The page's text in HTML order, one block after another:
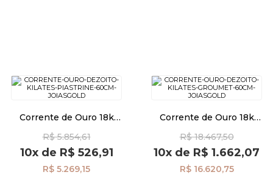
Corrente de Ouro 18k
60cm co04584
R$ 5.854,61
10xde R$ 526,91
R$ 5.269,15
Corrente de Ouro 18k
60cm co04525
R$ 18.467,50
10x de R$ 1.662,07
R$ 16.620,75